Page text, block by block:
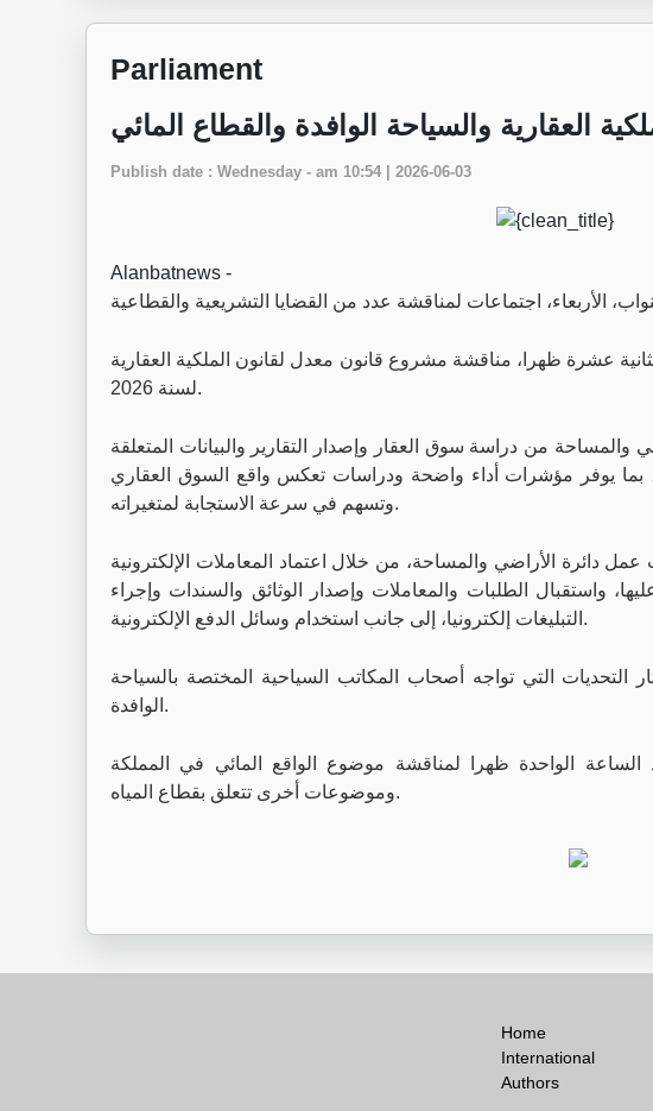
Parliament
Publish date : Wednesday - am 10:54 | 2026-06-03
Alanbatnews -
الثانية عشرة ظهرا، مناقشة مشروع قانون معدل لقانون الملكية العقارية
لسنة 2026.
من دراسة سوق العقار وإصدار التقارير والبيانات المتعلقة
بما يوفر مؤشرات أداء واضحة ودراسات تعكس واقع السوق العقاري
وتسهم في سرعة الاستجابة لمتغيراته.
دائرة الأراضي والمساحة، من خلال اعتماد المعاملات الإلكترونية
واستقبال الطلبات والمعاملات وإصدار الوثائق والسندات وإجراء
التبليغات إلكترونيا، إلى جانب استخدام وسائل الدفع الإلكترونية.
التحديات التي تواجه أصحاب المكاتب السياحية المختصة بالسياحة
الوافدة.
الساعة الواحدة ظهرا لمناقشة موضوع الواقع المائي في المملكة
وموضوعات أخرى تتعلق بقطاع المياه.
Home
International
Authors